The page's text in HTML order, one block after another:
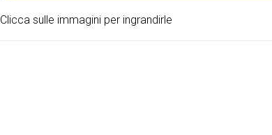
Clicca sulle immagini per ingrandirle